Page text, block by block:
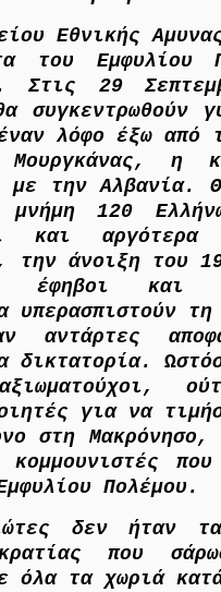
ΕθνικήςA
του Εµφυλίου
Στις 29
συγκεντρωθούν
λόφο έξω από
η
µε την Αλβανία.
120
και αργότερα
την άνοιξη του
έφηβοι και
υπερασπιστούν
αντάρτες
δικτατορία.
για να
στη Μακρόνησο,
Πολέµου.
δεν ήταν
που
όλα τα χωριά